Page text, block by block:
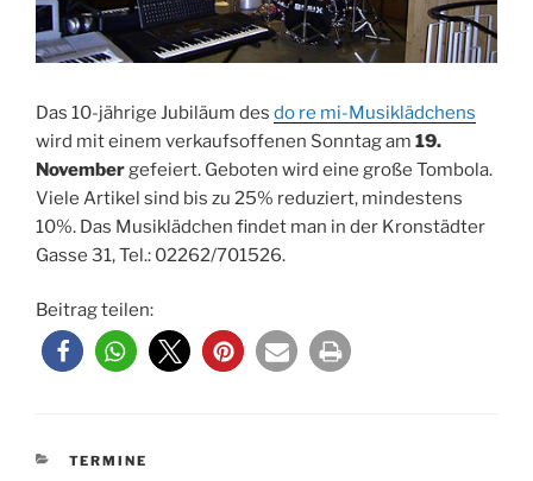
Das 10-jährige Jubiläum des do re mi-Musiklädchens
wird mit einem verkaufsoffenen Sonntag am 19.
Novembergefeiert. Geboten wird eine große Tombola.
Viele Artikel sind bis zu 25% reduziert, mindestens
10%. Das Musiklädchen findet man in der Kronstädter
Gasse 31, Tel.: 02262/701526.
Beitrag teilen:
KATEGORIEN
TERMINE